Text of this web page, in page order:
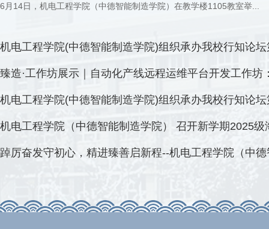
6月14日，机电工程学院（中德智能制造学院）在教学楼1105教室举...
机电工程学院(中德智能制造学院)组织承办我校行知论
6月2日下午，由科研处主办，机电工程学院(中德智能制造学院) 承...
臻造·工作坊展示｜自动化产线远程运维平台开发工作坊
近日，由我院教师团队倾力打造的“自动化产线远程运维平台开发工...
机电工程学院(中德智能制造学院)组织承办我校行知论
4月23日下午，由科研处主办，机电工程学院(中德智能制造学院)承...
机电工程学院（中德智能制造学院） 召开新学期2025级
3月27日中午在海天楼三楼会议室（一）召开了新学期2025级海天蓝...
踔厉奋发守初心，精进臻善启新程--机电工程学院（中